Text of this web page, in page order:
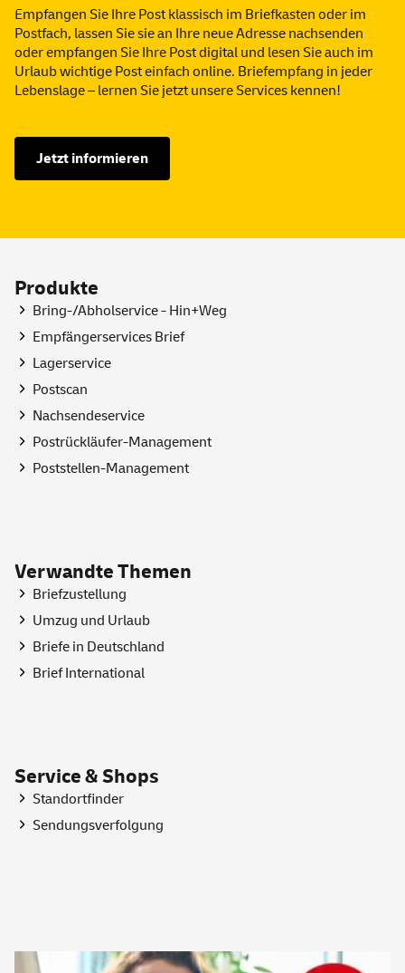
Empfangen Sie Ihre Post klassisch im Briefkasten oder im
Postfach, lassen Sie sie an Ihre neue Adresse nachsenden
oder empfangen Sie Ihre Post digital und lesen Sie auch im
Urlaub wichtige Post einfach online. Briefempfang in jeder
Lebenslage – lernen Sie jetzt unsereServices kennen!
Jetzt informieren
Produkte
Bring-/Abholservice - Hin+Weg
Empfängerservices Brief
Lagerservice
Postscan
Nachsendeservice
Postrückläufer-Management
Poststellen-Management
Verwandte Themen
Briefzustellung
Umzug und Urlaub
Briefe in Deutschland
Brief International
Service & Shops
Standortfinder
Sendungsverfolgung